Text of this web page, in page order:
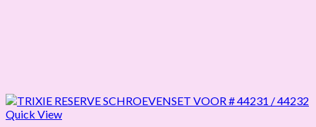
Quick View